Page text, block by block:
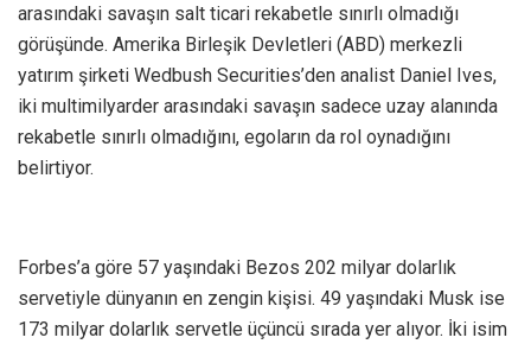
arasındaki savaşın salt ticari rekabetle sınırlı olmadığı
görüşünde. Amerika Birleşik Devletleri (ABD) merkezli
yatırım şirketi Wedbush Securities’den analist Daniel Ives,
iki multimilyarder arasındaki savaşın sadece uzay alanında
rekabetle sınırlı olmadığını, egoların da rol oynadığını
belirtiyor.
Forbes’a göre 57 yaşındaki Bezos 202 milyar dolarlık
servetiyle dünyanın en zengin kişisi. 49 yaşındaki Musk ise
173 milyar dolarlık servetle üçüncü sırada yer alıyor. İki isim